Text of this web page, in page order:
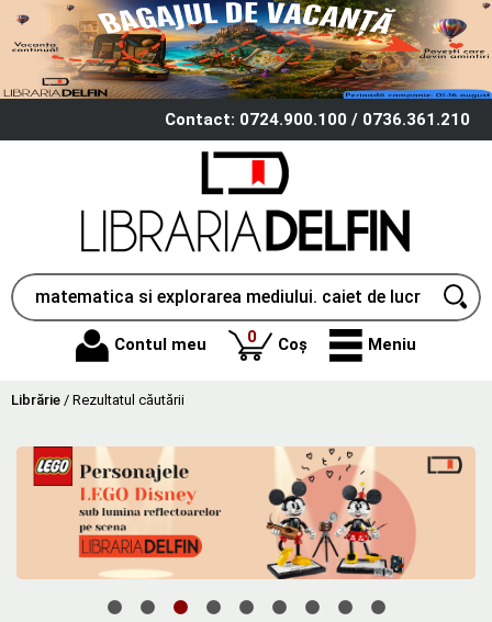
Contact: 0724.900.100 / 0736.361.210
Contul meu 0produse
Coș Meniu
Librărie / Rezultatul căutării